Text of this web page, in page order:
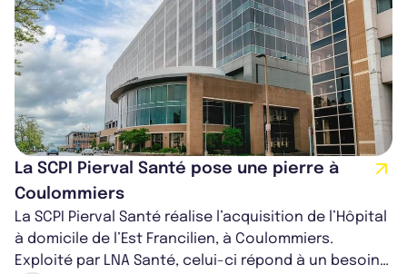
La SCPI Pierval Santé pose une pierre à
Coulommiers
La SCPI Pierval Santé réalise l’acquisition de l’Hôpital
à domicile de l’Est Francilien, à Coulommiers.
Exploité par LNA Santé, celui-ci répond à un besoin